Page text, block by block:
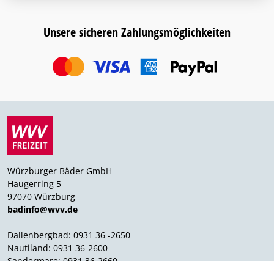
Unsere sicheren Zahlungsmöglichkeiten
Würzburger Bäder GmbH
Haugerring 5
97070 Würzburg
badinfo@wvv.de
Dallenbergbad: 0931 36 -2650
Nautiland: 0931 36-2600